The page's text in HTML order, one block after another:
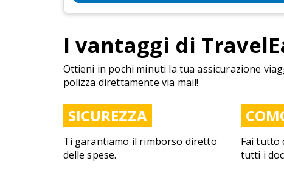
I vantaggi di
Ottieni in pochi minuti la tua assicurazione
polizza direttamente via mail!
SICUREZZA
Ti garantiamo il rimborso diretto
delle spese.
Fai tutto
tutti i